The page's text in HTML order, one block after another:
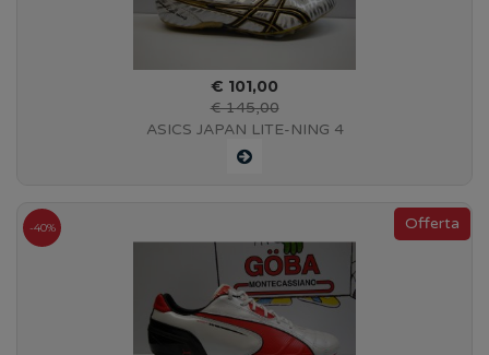
€ 101,00
€ 145,00
ASICS JAPAN LITE-NING 4
-40%